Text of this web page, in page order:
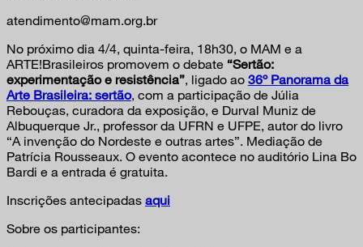
atendimento@mam.org.br
No próximo dia 4/4, quinta-feira, 18h30, o MAM e a
ARTE!Brasileiros promovem o debate “Sertão:
experimentação e resistência” , ligado ao 36º Panorama da
Arte Brasileira: sertão, com a participação de Júlia
Rebouças, curadora da exposição, e Durval Muniz de
Albuquerque Jr., professor da UFRN e UFPE, autor do livro
“A invenção do Nordeste e outras artes”. Mediação de
Patrícia Rousseaux. O evento acontece no auditório Lina Bo
Bardi e a entrada é gratuita.
Inscrições antecipadas aqui
Sobre os participantes: